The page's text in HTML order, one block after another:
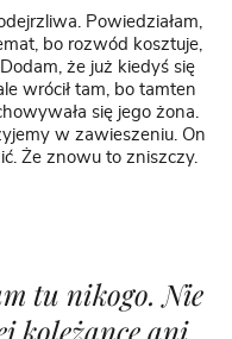
Powiedziałam,
bo rozwód kosztuje,
że już kiedyś się
wrócił tam, bo tamten
się jego żona.
w zawieszeniu. On
Że znowu to zniszczy.
tu nikogo. Nie
koleżance ani